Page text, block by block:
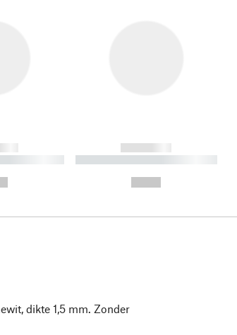
----------
------------
----------- ----------- ----------
dikte 1,5 mm. Zonder